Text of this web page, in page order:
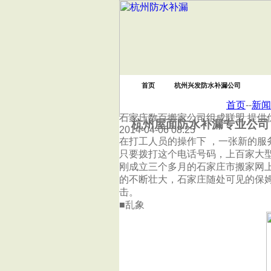
杭州屋面防水补漏专业公司
首页 杭州兴发防水补漏公司
首页--新
石家庄数百搬家公司组成联盟 提供
2014-04-06 08:25
在打工人员的操作下 ，一张新的服
只要拨打这个电话号码，上百家大
刚成立三个多月的石家庄市搬家网
的不断壮大，石家庄随处可见的保
击。
■乱象